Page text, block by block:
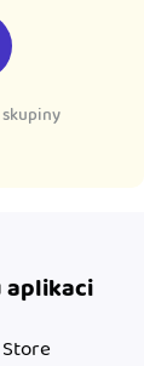
aplikaci